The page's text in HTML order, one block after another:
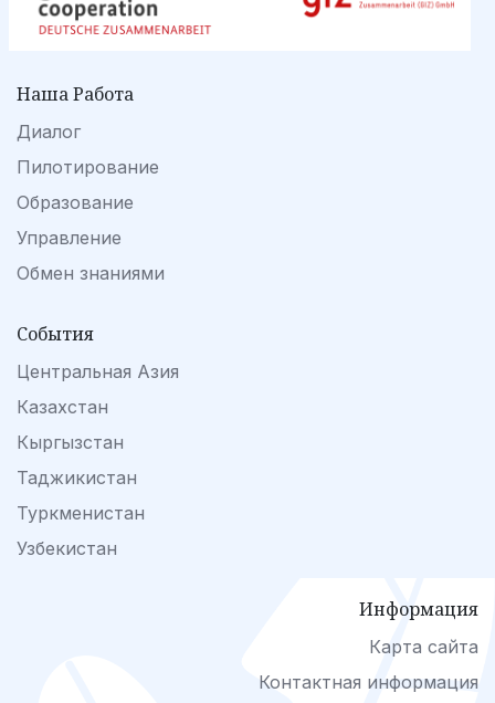
Наша Работа
Диалог
Пилотирование
Образование
Управление
Обмен знаниями
События
Центральная Азия
Казахстан
Кыргызстан
Таджикистан
Туркменистан
Узбекистан
Информация
Карта сайта
Контактная информация